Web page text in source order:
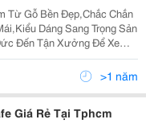
Từ Gỗ Bền Đẹp,Chắc Chắn
Dáng Sang Trọng Sản
>1 năm
Giá Rẻ Tại Tphcm